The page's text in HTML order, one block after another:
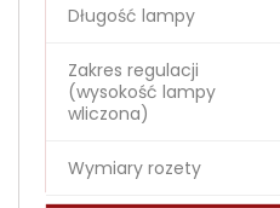
Długość lampy
Zakres regulacji
(wysokość lampy
wliczona)
Wymiary rozety